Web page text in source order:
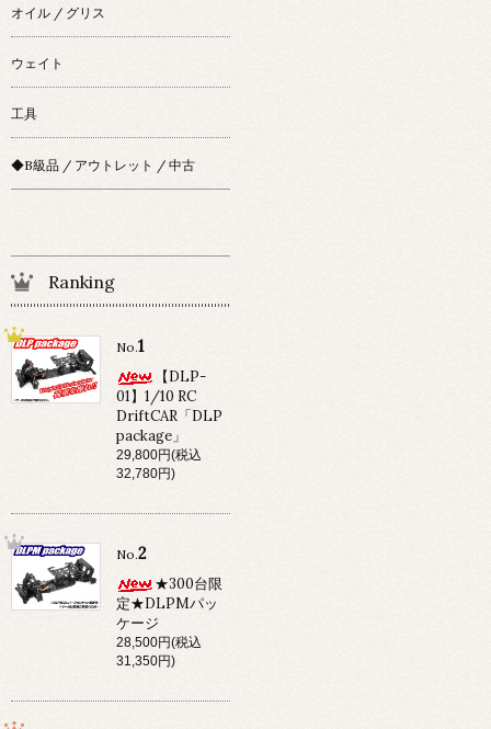
オイル / グリス
ウェイト
工具
◆B級品 / アウトレット / 中古
Ranking
No.1
【DLP-
01】1/10 RC
DriftCAR「DLP
package」
29,800円(税込
32,780円)
No.2
★300台限
定★DLPMパッ
ケージ
28,500円(税込
31,350円)